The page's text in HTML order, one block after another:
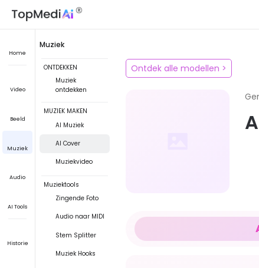
Home
Video
Beeld
Muziek
Audio
AI Tools
Historie
Muziek
ONTDEKKEN
Muziek
ontdekken
MUZIEK MAKEN
AI Muziek
AI Cover
Muziekvideo
Muziektools
Zingende Foto
Audio naar MIDI
Stem Splitter
Muziek Hooks
Ontdek alle modellen >